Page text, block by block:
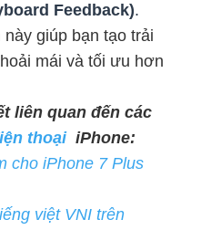
Feedback).
giúp bạn tạo trải
mái và tối ưu hơn
liên quan đến các
thoại iPhone:
cho iPhone 7 Plus
việt VNI trên